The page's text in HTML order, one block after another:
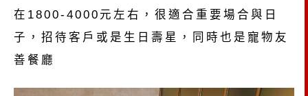
在1800-4000元左右，很適合重要場合與日
子，招待客戶或是生日壽星，同時也是寵物友
善餐廳